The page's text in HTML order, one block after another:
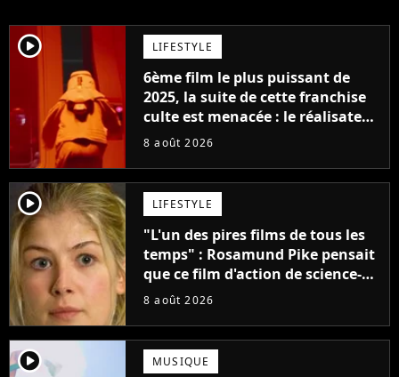
player2 LIFESTYLE
6ème film le plus puissant de
2025, la suite de cette franchise
culte est menacée : le réalisateur
claque la porte pour "différends
8 août 2026
player2 LIFESTYLE
"L'un des pires films de tous les
temps" : Rosamund Pike pensait
que ce film d'action de science-
fiction avec Dwayne Johnson
8 août 2026
player2 MUSIQUE